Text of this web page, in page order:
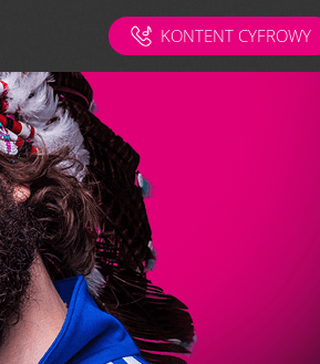
KONTENT CYFROWY